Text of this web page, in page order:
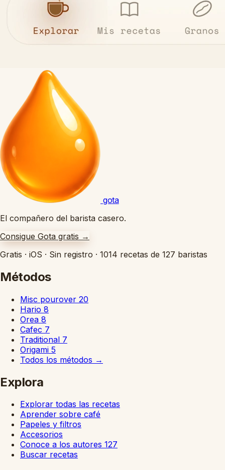
gota
El compañero del barista casero.
Consigue Gota gratis →
Gratis · iOS · Sin registro · 1014 recetas de 127 baristas
Métodos
Misc pourover 20
Hario 8
Orea 8
Cafec 7
Traditional 7
Origami 5
Todos los métodos →
Explora
Explorar todas las recetas
Aprender sobre café
Papeles y filtros
Accesorios
Conoce a los autores 127
Buscar recetas